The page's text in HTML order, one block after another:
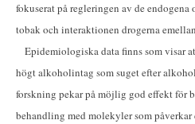
fokuserat på regleringen av de
tobak och interaktionen drogerna
Epidemiologiska data finns som visar
högt alkoholintag som suget efter
forskning pekar på möjlig god effekt för
behandling med molekyler som